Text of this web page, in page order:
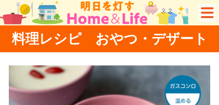
料理レシピ おやつ・デザート